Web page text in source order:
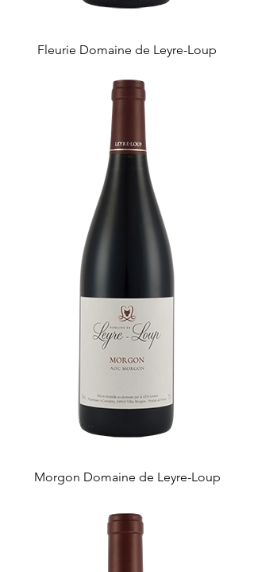
Fleurie Domaine de Leyre-Loup
Morgon Domaine de Leyre-Loup